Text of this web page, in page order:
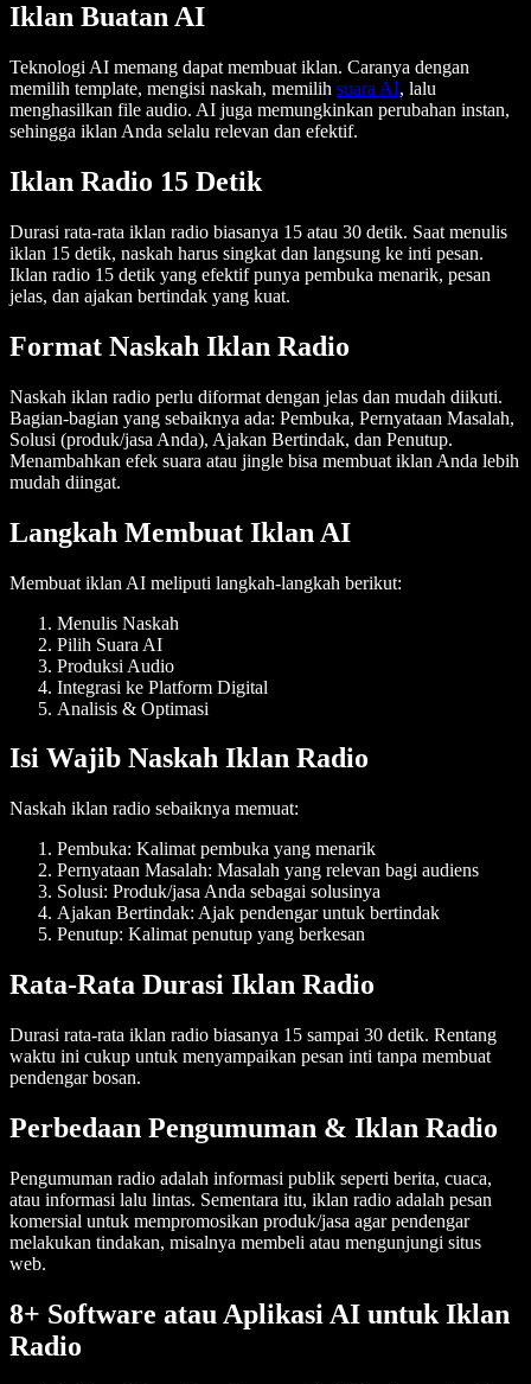
Iklan Buatan AI
Teknologi AI memang dapat membuat iklan. Caranya dengan
memilih template, mengisi naskah, memilih suara AI, lalu
menghasilkan file audio. AI juga memungkinkan perubahan instan,
sehingga iklan Anda selalu relevan dan efektif.
Iklan Radio 15 Detik
Durasi rata-rata iklan radio biasanya 15 atau 30 detik. Saat menulis
iklan 15 detik, naskah harus singkat dan langsung ke inti pesan.
Iklan radio 15 detik yang efektif punya pembuka menarik, pesan
jelas, dan ajakan bertindak yang kuat.
Format Naskah Iklan Radio
Naskah iklan radio perlu diformat dengan jelas dan mudah diikuti.
Bagian-bagian yang sebaiknya ada: Pembuka, Pernyataan Masalah,
Solusi (produk/jasa Anda), Ajakan Bertindak, dan Penutup.
Menambahkan efek suara atau jingle bisa membuat iklan Anda lebih
mudah diingat.
Langkah Membuat Iklan AI
Membuat iklan AI meliputi langkah-langkah berikut:
Menulis Naskah
Pilih Suara AI
Produksi Audio
Integrasi ke Platform Digital
Analisis & Optimasi
Isi Wajib Naskah Iklan Radio
Naskah iklan radio sebaiknya memuat:
Pembuka: Kalimat pembuka yang menarik
Pernyataan Masalah: Masalah yang relevan bagi audiens
Solusi: Produk/jasa Anda sebagai solusinya
Ajakan Bertindak: Ajak pendengar untuk bertindak
Penutup: Kalimat penutup yang berkesan
Rata-Rata Durasi Iklan Radio
Durasi rata-rata iklan radio biasanya 15 sampai 30 detik. Rentang
waktu ini cukup untuk menyampaikan pesan inti tanpa membuat
pendengar bosan.
Perbedaan Pengumuman & Iklan Radio
Pengumuman radio adalah informasi publik seperti berita, cuaca,
atau informasi lalu lintas. Sementara itu, iklan radio adalah pesan
komersial untuk mempromosikan produk/jasa agar pendengar
melakukan tindakan, misalnya membeli atau mengunjungi situs
web.
8+ Software atau Aplikasi AI untuk Iklan
Radio